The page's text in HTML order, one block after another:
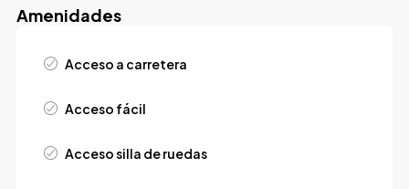
Amenidades
Acceso a carretera
Acceso fácil
Acceso silla de ruedas